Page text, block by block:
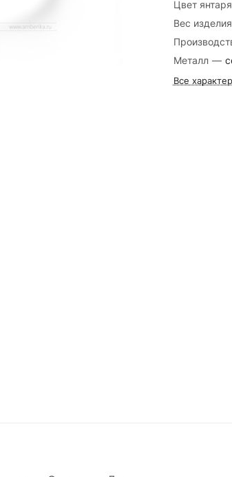
Цвет янтаря
Вес
Металл —
Все